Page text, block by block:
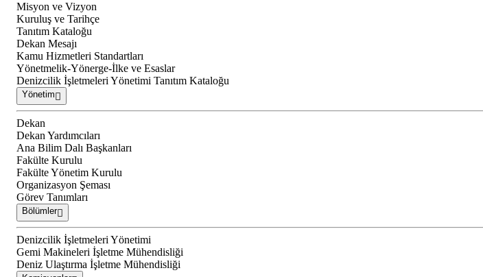
Misyon ve Vizyon
Kuruluş ve Tarihçe
Tanıtım Kataloğu
Dekan Mesajı
Kamu Hizmetleri Standartları
Yönetmelik-Yönerge-İlke ve Esaslar
Denizcilik İşletmeleri Yönetimi Tanıtım Kataloğu
Yönetim
Dekan
Dekan Yardımcıları
Ana Bilim Dalı Başkanları
Fakülte Kurulu
Fakülte Yönetim Kurulu
Organizasyon Şeması
Görev Tanımları
Bölümler
Denizcilik İşletmeleri Yönetimi
Gemi Makineleri İşletme Mühendisliği
Deniz Ulaştırma İşletme Mühendisliği